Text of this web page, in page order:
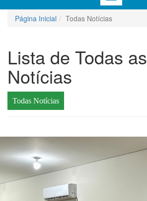
de
Navegação
Página Inicial Todas Notícias
Lista de Todas as
Notícias
Todas Notícias